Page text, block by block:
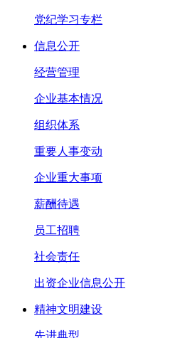
党纪学习专栏
信息公开
经营管理
企业基本情况
组织体系
重要人事变动
企业重大事项
薪酬待遇
员工招聘
社会责任
出资企业信息公开
精神文明建设
先进典型